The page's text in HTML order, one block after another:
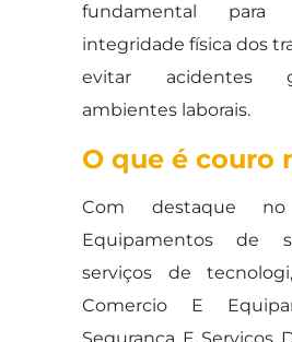
fundamental
integridade física dos
evitar acidentes
ambientes laborais.
O que é couro
Com destaque
Equipamentos de
serviços de
Comercio E